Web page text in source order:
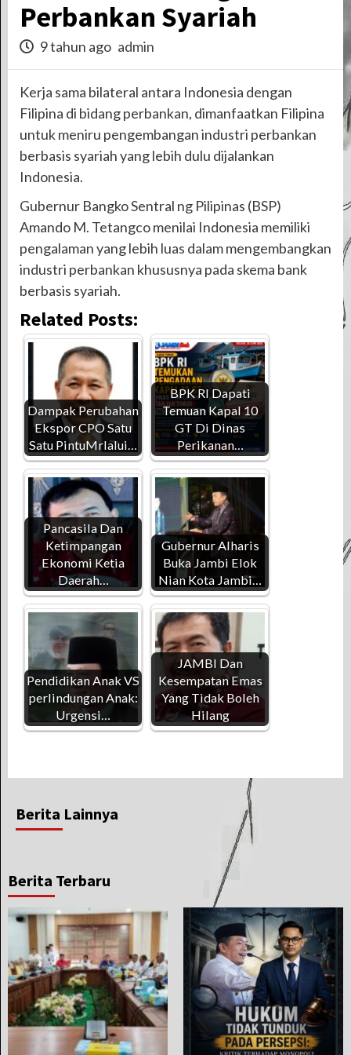
Perbankan Syariah
9 tahun ago admin
Kerja sama bilateral antara Indonesia dengan
Filipina di bidang perbankan, dimanfaatkan Filipina
untuk meniru pengembangan industri perbankan
berbasis syariah yang lebih dulu dijalankan
Indonesia.
Gubernur Bangko Sentral ng Pilipinas (BSP)
Amando M. Tetangco menilai Indonesia memiliki
pengalaman yang lebih luas dalam mengembangkan
industri perbankan khususnya pada skema bank
berbasis syariah.
Related Posts:
Dampak Perubahan
Ekspor CPO Satu
Satu PintuMrlalui…
BPK RI Dapati
Temuan Kapal 10
GT Di Dinas
Perikanan…
Pancasila Dan
Ketimpangan
Ekonomi Ketia
Daerah…
Gubernur Alharis
Buka Jambi Elok
Nian Kota Jambi…
Pendidikan Anak VS
perlindungan Anak:
Urgensi…
JAMBI Dan
Kesempatan Emas
Yang Tidak Boleh
Hilang
Berita Lainnya
Berita Terbaru